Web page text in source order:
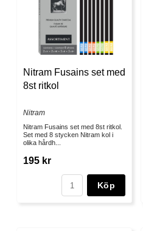
Nitram Fusains set med
8st ritkol
Nitram
Nitram Fusains set med 8st ritkol.
Set med 8 stycken Nitram kol i
olika hårdh...
195 kr
Köp